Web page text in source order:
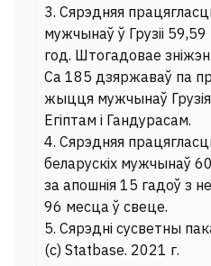
3. Сярэдняя
мужчынаў ў Грузіі
год. Штогадовае
Са 185 дзяржаваў па
жыцця мужчынаў
Егіптам і Гандурасам.
4. Сярэдняя
беларускіх мужчынаў
за апошнія 15 гадоў з
96 месца ў свеце.
5. Сярэдні сусветны
(с) Statbase. 2021 г.